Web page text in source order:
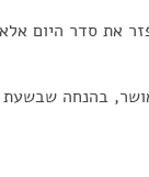
את סדר היום
בהנחה שבשעת